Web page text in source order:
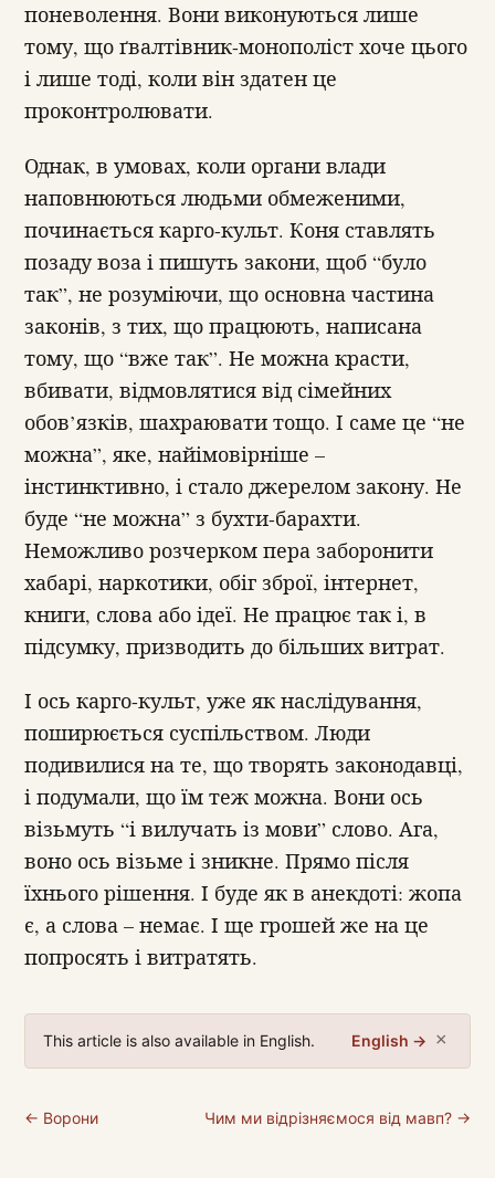
поневолення. Вони виконуються лише
тому, що ґвалтівник-монополіст хоче цього
і лише тоді, коли він здатен це
проконтролювати.
Однак, в умовах, коли органи влади
наповнюються людьми обмеженими,
починається карго-культ. Коня ставлять
позаду воза і пишуть закони, щоб “було
так”, не розуміючи, що основна частина
законів, з тих, що працюють, написана
тому, що “вже так”. Не можна красти,
вбивати, відмовлятися від сімейних
обов’язків, шахраювати тощо. І саме це “не
можна”, яке, найімовірніше –
інстинктивно, і стало джерелом закону. Не
буде “не можна” з бухти-барахти.
Неможливо розчерком пера заборонити
хабарі, наркотики, обіг зброї, інтернет,
книги, слова або ідеї. Не працює так і, в
підсумку, призводить до більших витрат.
І ось карго-культ, уже як наслідування,
поширюється суспільством. Люди
подивилися на те, що творять законодавці,
і подумали, що їм теж можна. Вони ось
візьмуть “і вилучать із мови” слово. Ага,
воно ось візьме і зникне. Прямо після
їхнього рішення. І буде як в анекдоті: жопа
є, а слова – немає. І ще грошей же на це
попросять і витратять.
This article is also available in English. English → ×
← Ворони Чим ми відрізняємося від мавп? →